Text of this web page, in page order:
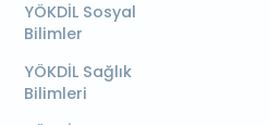
YÖKDİL Sosyal
Bilimler
YÖKDİL Sağlık
Bilimleri